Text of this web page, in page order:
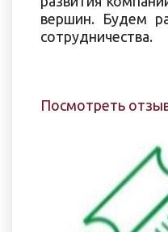
вершин. Будем
сотрудничества.
Посмотреть